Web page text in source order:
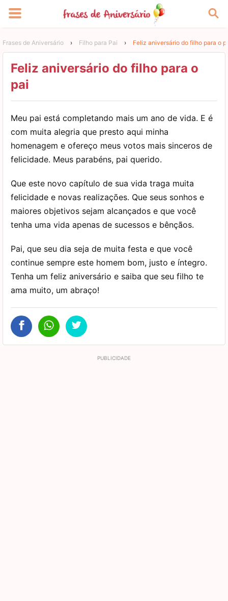
Frases de Aniversário › Filho para Pai › Feliz aniversário do filho para o
Feliz aniversário do filho para o
pai
Meu pai está completando mais um ano de vida. E é
com muita alegria que presto aqui minha
homenagem e ofereço meus votos mais sinceros de
felicidade. Meus parabéns, pai querido.
Que este novo capítulo de sua vida traga muita
felicidade e novas realizações. Que seus sonhos e
maiores objetivos sejam alcançados e que você
tenha uma vida apenas de sucessos e bênçãos.
Pai, que seu dia seja de muita festa e que você
continue sempre este homem bom, justo e íntegro.
Tenha um feliz aniversário e saiba que seu filho te
ama muito, um abraço!